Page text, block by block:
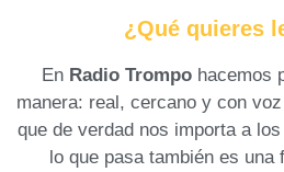
¿Qué quieres
En Radio Trompo hacemos
manera: real, cercano y con
que de verdad nos importa a
lo que pasa también es una